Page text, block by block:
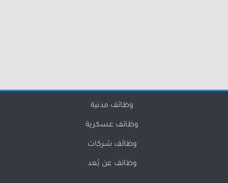
وظائف مدنية
وظائف عسكرية
وظائف شركات
وظائف عن بُعد